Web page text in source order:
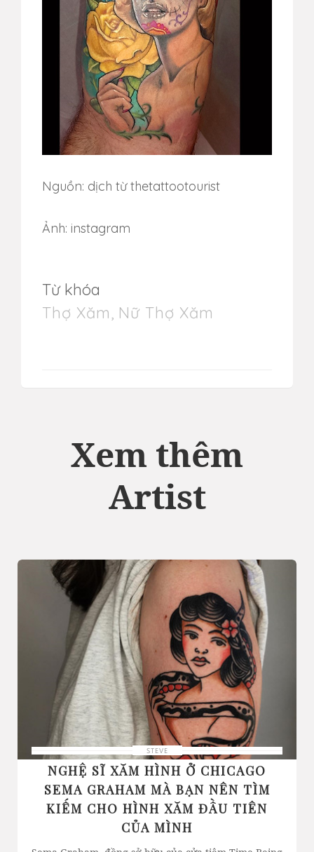
Nguồn: dịch từ thetattootourist
Ảnh: instagram
Từ khóa
Thợ Xăm Nữ Thợ Xăm
Xem thêm
Artist
STEVE
NGHỆ SĨ XĂM HÌNH Ở CHICAGO
SEMA GRAHAM MÀ BẠN NÊN TÌM
KIẾM CHO HÌNH XĂM ĐẦU TIÊN
CỦA MÌNH